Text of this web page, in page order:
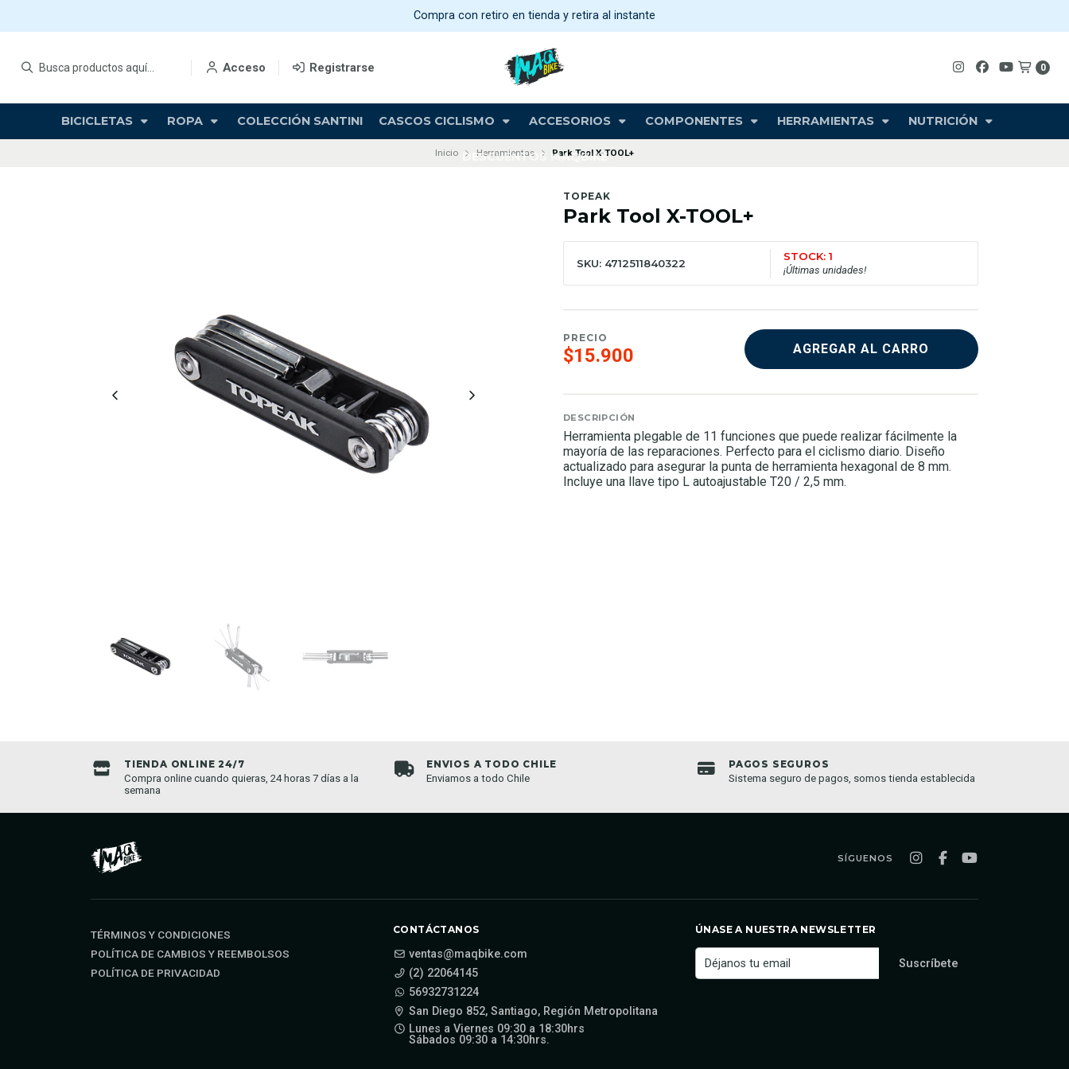
Acceso Registrarse 0
BICICLETAS ROPA COLECCIÓN SANTINI CASCOS CICLISMO ACCESORIOS COMPONENTES HERRAMIENTAS NUTRICIÓN
DESCUENTOS MAQBIKE
Compra con retiro en tienda y retira al instante
Inicio Herramientas Park Tool X-TOOL+
TOPEAK
Park Tool X-TOOL+
SKU: 4712511840322
STOCK: 1
¡Últimas unidades!
PRECIO
$15.900 AGREGAR AL CARRO
DESCRIPCIÓN
Herramienta plegable de 11 funciones que puede realizar fácilmente la
mayoría de las reparaciones. Perfecto para el ciclismo diario. Diseño
actualizado para asegurar la punta de herramienta hexagonal de 8 mm.
Incluye una llave tipo L autoajustable T20 / 2,5 mm.
TIENDA ONLINE 24/7
Compra online cuando quieras, 24 horas 7 días a la
semana
ENVIOS A TODO CHILE
Enviamos a todo Chile
PAGOS SEGUROS
Sistema seguro de pagos, somos tienda establecida
SÍGUENOS
TÉRMINOS Y CONDICIONES
POLÍTICA DE CAMBIOS Y REEMBOLSOS
POLÍTICA DE PRIVACIDAD
CONTÁCTANOS
ventas@maqbike.com
(2) 22064145
56932731224
San Diego 852, Santiago, Región Metropolitana
Lunes a Viernes 09:30 a 18:30hrs
Sábados 09:30 a 14:30hrs.
ÚNASE A NUESTRA NEWSLETTER